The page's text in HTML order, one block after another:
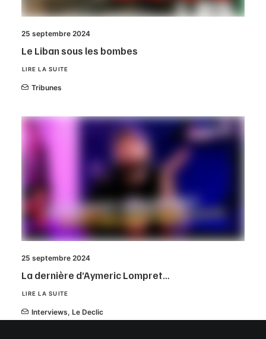
25 septembre 2024
Le Liban sous les bombes
LIRE LA SUITE
Tribunes
25 septembre 2024
La dernière d’Aymeric Lompret…
LIRE LA SUITE
Interviews, Le Declic